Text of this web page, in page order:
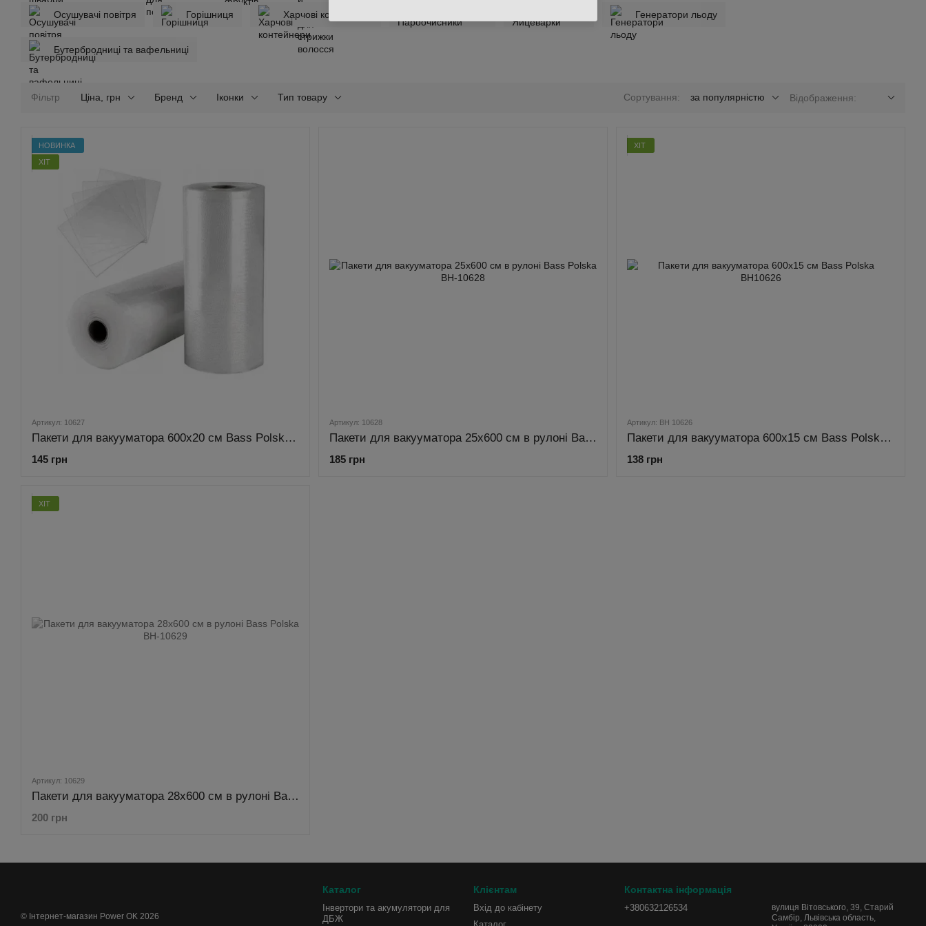
Осушувачі повітря Горішниця Харчові контейнери Генератори льоду
Бутербродниці та вафельниці
Фільтр Ціна, грн Бренд Іконки Тип товару Сортування: за популярністю Відображення:
НОВИНКА
ХІТ
Артикул: 10627
Пакети для вакууматора 600х20 см Bass Polska BH-10627
145 грн
Артикул: 10628
Пакети для вакууматора 25х600 см в рулоні Bass Polska BH-10628
185 грн
ХІТ
Артикул: BH 10626
Пакети для вакууматора 600х15 см Bass Polska BH10626
138 грн
ХІТ
Артикул: 10629
Пакети для вакууматора 28х600 см в рулоні Bass Polska BH-10629
200 грн
© Інтернет-магазин Power OK 2026
Каталог
Інвертори та акумулятори для
ДБЖ
Клієнтам
Вхід до кабінету
Контактна інформація
+380632126534
вулиця Вітовського, 39, Старий
Самбір, Львівська область,